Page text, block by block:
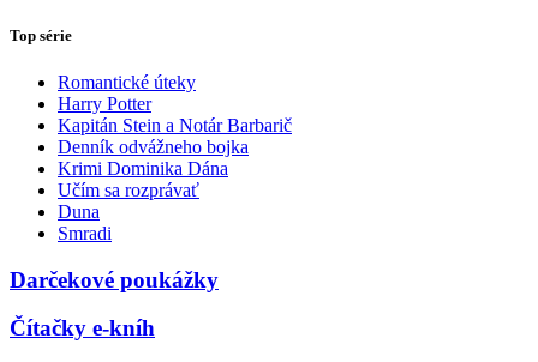
Top série
Romantické úteky
Harry Potter
Kapitán Stein a Notár Barbarič
Denník odvážneho bojka
Krimi Dominika Dána
Učím sa rozprávať
Duna
Smradi
Darčekové poukážky
Čítačky e-kníh